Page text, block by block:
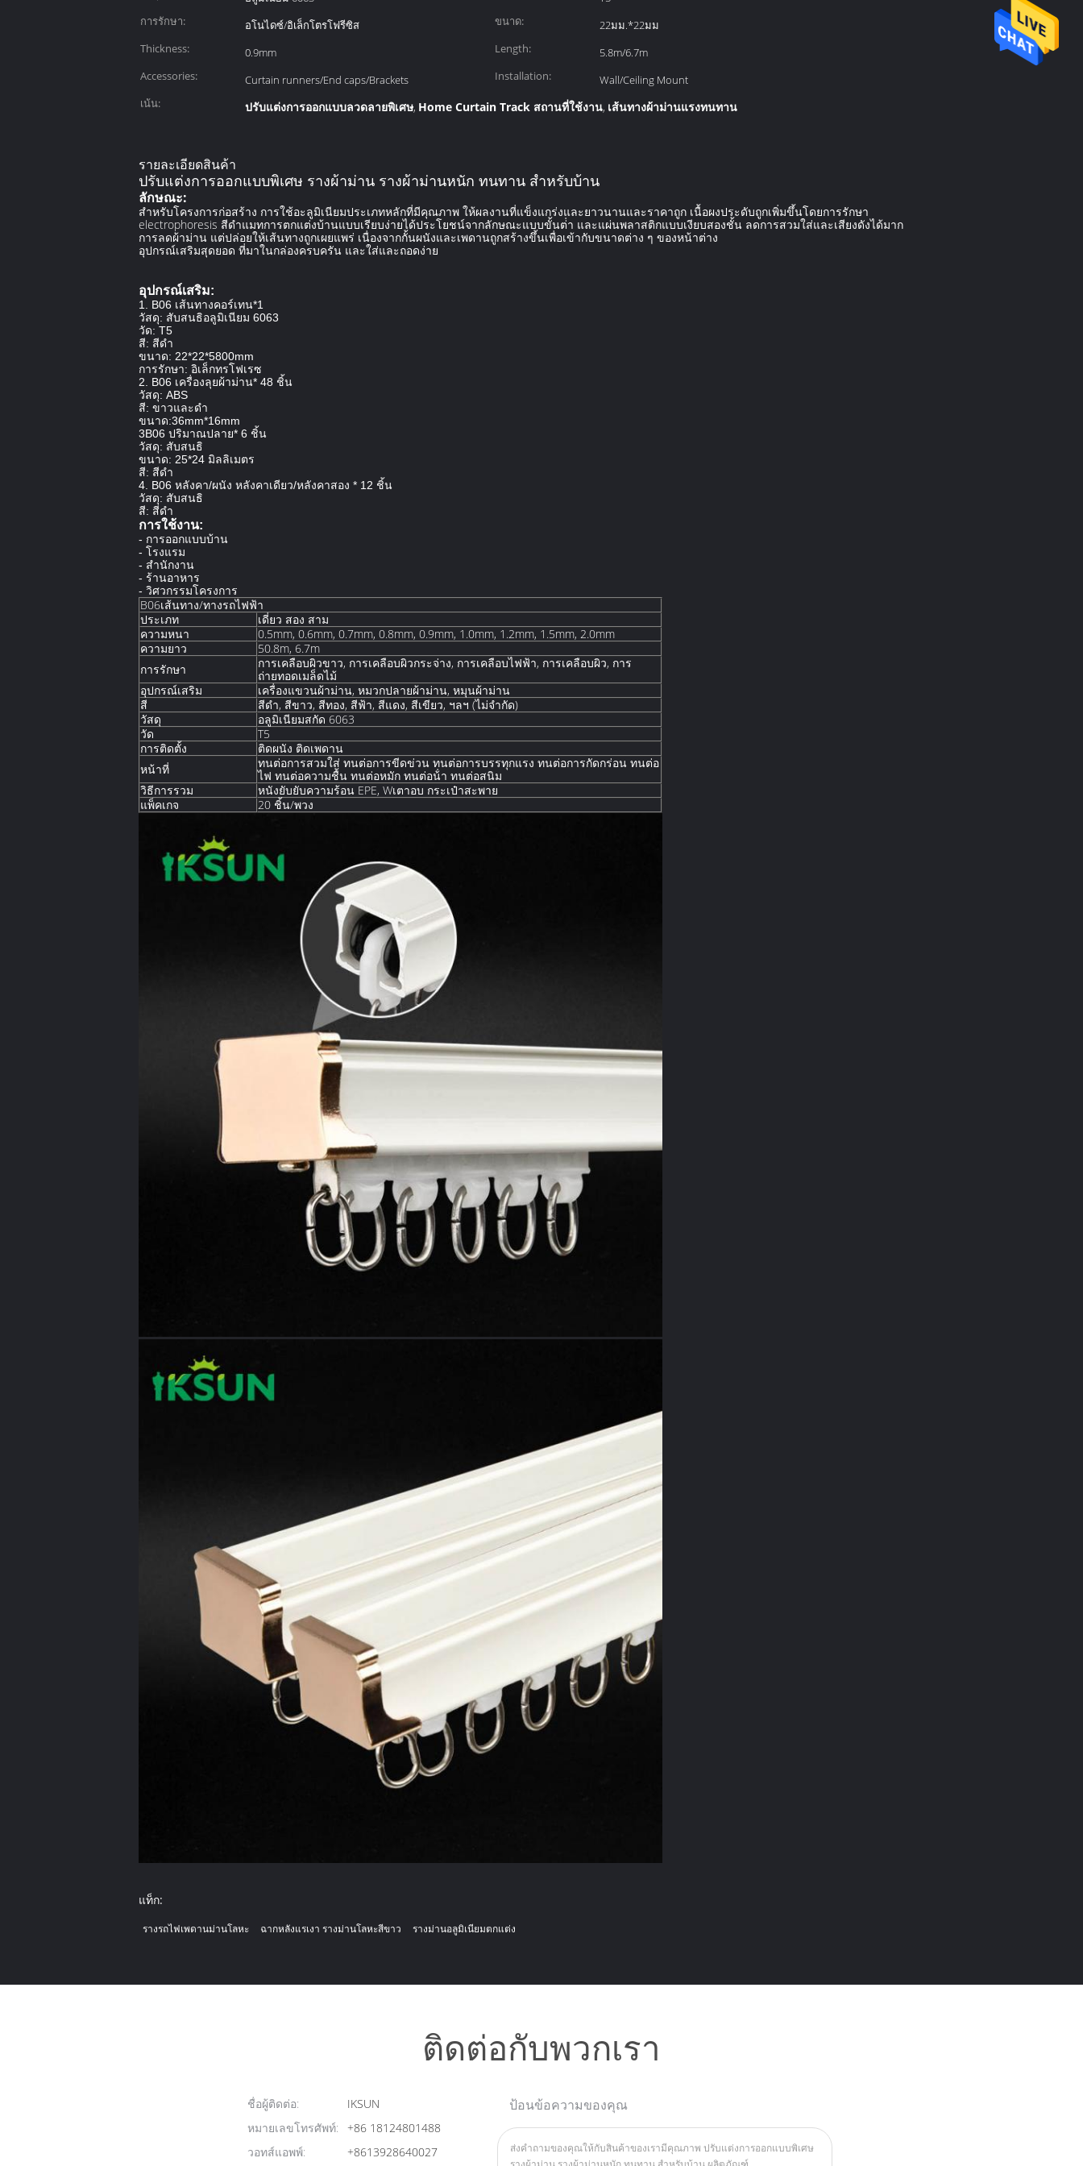
การรักษา:
อโนไดซ์/อิเล็กโตรโฟรีซิส ขนาด:
22มม.*22มม
Thickness:
0.9mm Length:
5.8m/6.7m
Accessories:
Curtain runners/End caps/Brackets Installation:
Wall/Ceiling Mount
เน้น:
ปรับแต่งการออกแบบลวดลายพิเศษ, Home Curtain Track สถานที่ใช้งาน, เส้นทางผ้าม่านแรงทนทาน
รายละเอียดสินค้า
ปรับแต่งการออกแบบพิเศษ รางผ้าม่าน รางผ้าม่านหนัก ทนทาน สําหรับบ้าน
ลักษณะ:
สําหรับโครงการก่อสร้าง การใช้อะลูมิเนียมประเภทหลักที่มีคุณภาพ ให้ผลงานที่แข็งแกร่งและยาวนานและราคาถูก เนื้อผงประดับถูกเพิ่มขึ้นโดยการรักษา
electrophoresis สีดําแมทการตกแต่งบ้านแบบเรียบง่ายได้ประโยชน์จากลักษณะแบบขั้นต่ํา และแผ่นพลาสติกแบบเงียบสองชั้น ลดการสวมใส่และเสียงดังได้มาก
การลดผ้าม่าน แต่ปล่อยให้เส้นทางถูกเผยแพร่ เนื่องจากกั้นผนังและเพดานถูกสร้างขึ้นเพื่อเข้ากับขนาดต่าง ๆ ของหน้าต่าง
อุปกรณ์เสริมสุดยอด ที่มาในกล่องครบครัน และใส่และถอดง่าย
อุปกรณ์เสริม:
1. B06 เส้นทางคอร์เทน*1
วัสดุ: สับสนธิอลูมิเนียม 6063
วัด: T5
สี: สีดํา
ขนาด: 22*22*5800mm
การรักษา: อิเล็กทรโฟเรซ
2. B06 เครื่องลุยผ้าม่าน* 48 ชิ้น
วัสดุ: ABS
สี: ขาวและดํา
ขนาด:36mm*16mm
3B06 ปริมาณปลาย* 6 ชิ้น
วัสดุ: สับสนธิ
ขนาด: 25*24 มิลลิเมตร
สี: สีดํา
4. B06 หลังคา/ผนัง หลังคาเดียว/หลังคาสอง * 12 ชิ้น
วัสดุ: สับสนธิ
สี: สีดํา
การใช้งาน:
- การออกแบบบ้าน
- โรงแรม
- สํานักงาน
- ร้านอาหาร
- วิศวกรรมโครงการ
B06เส้นทาง/ทางรถไฟฟ้า
ประเภท
เดี่ยว สอง สาม
ความหนา
0.5mm, 0.6mm, 0.7mm, 0.8mm, 0.9mm, 1.0mm, 1.2mm, 1.5mm, 2.0mm
ความยาว
50.8m, 6.7m
การรักษา
การเคลือบผิวขาว, การเคลือบผิวกระจ่าง, การเคลือบไฟฟ้า, การเคลือบผิว, การ
ถ่ายทอดเมล็ดไม้
อุปกรณ์เสริม
เครื่องแขวนผ้าม่าน, หมวกปลายผ้าม่าน, หมุนผ้าม่าน
สี
สีดํา, สีขาว, สีทอง, สีฟ้า, สีแดง, สีเขียว, ฯลฯ (ไม่จํากัด)
วัสดุ
อลูมิเนียมสกัด 6063
วัด
T5
การติดตั้ง
ติดผนัง ติดเพดาน
หน้าที่
ทนต่อการสวมใส่ ทนต่อการขีดข่วน ทนต่อการบรรทุกแรง ทนต่อการกัดกร่อน ทนต่อ
ไฟ ทนต่อความชื้น ทนต่อหมัก ทนต่อน้ํา ทนต่อสนิม
วิธีการรวม
หนังยับยับความร้อน EPE, Wเตาอบ กระเป๋าสะพาย
แพ็คเกจ
20 ชิ้น/พวง
แท็ก:
รางรถไฟเพดานม่านโลหะ ฉากหลังแรเงา รางม่านโลหะสีขาว รางม่านอลูมิเนียมตกแต่ง
ติดต่อกับพวกเรา
ชื่อผู้ติดต่อ:
IKSUN
หมายเลขโทรศัพท์:
+86 18124801488
วอทส์แอพพ์:
+8613928640027
ป้อนข้อความของคุณ